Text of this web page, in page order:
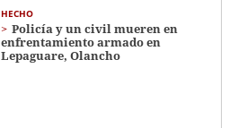
HECHO
Policía y un civil mueren en
enfrentamiento armado en
Lepaguare, Olancho